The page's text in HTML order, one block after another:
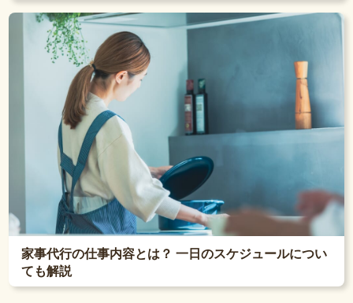
家事代行の仕事内容とは？ 一日のスケジュールについ
ても解説